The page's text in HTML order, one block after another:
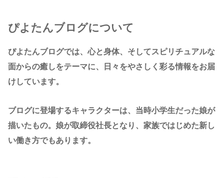
ぴよたんブログについて
ぴよたんブログでは、心と身体、そしてスピリチュアルな
面からの癒しをテーマに、日々をやさしく彩る情報をお届
けしています。
ブログに登場するキャラクターは、当時小学生だった娘が
描いたもの。娘が取締役社長となり、家族ではじめた新し
い働き方でもあります。